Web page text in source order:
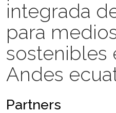
integrada
para
sostenibles
Andes
Partners